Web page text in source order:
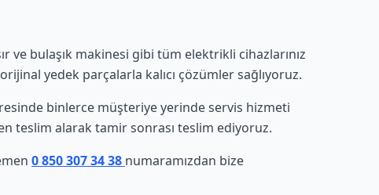
ve bulaşık makinesi gibi tüm elektrikli cihazlarınız
yedek parçalarla kalıcı çözümler sağlıyoruz.
binlerce müşteriye yerinde servis hizmeti
teslim alarak tamir sonrası teslim ediyoruz.
0 850 307 34 38 numaramızdan bize